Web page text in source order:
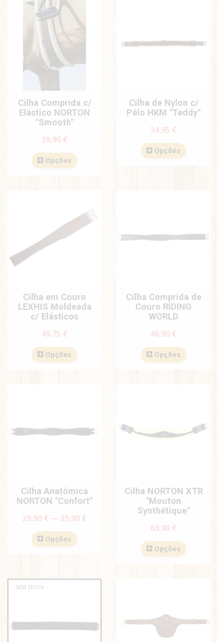
Cilha Comprida c/
Elástico NORTON
"Smooth"
39,90 €
Opções
Cilha de Nylon c/
Pêlo HKM "Teddy"
34,95 €
Opções
Cilha em Couro
LEXHIS Moldeada
c/ Elásticos
49,75 €
Opções
Cilha Comprida de
Couro RIDING
WORLD
46,90 €
Opções
Cilha Anatómica
NORTON "Confort"
29,90 € — 35,90 €
Opções
Cilha NORTON XTR
"Mouton
Synthétique"
69,90 €
Opções
SEM STOCK